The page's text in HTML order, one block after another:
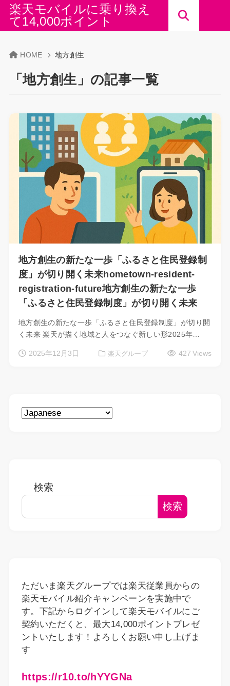
楽天モバイルに乗り換え
て14,000ポイント
HOME 地方創生
「地方創生」の記事一覧
地方創生の新たな一歩「ふるさと住民登録制
度」が切り開く未来hometown-resident-
registration-future地方創生の新たな一歩
「ふるさと住民登録制度」が切り開く未来
地方創生の新たな一歩「ふるさと住民登録制度」が切り開
く未来 楽天が描く地域と人をつなぐ新しい形2025年…
2025年12月3日 楽天グループ 427 Views
検索
検索
ただいま楽天グループでは楽天従業員からの
楽天モバイル紹介キャンペーンを実施中で
す。下記からログインして楽天モバイルにご
契約いただくと、最大14,000ポイントプレゼ
ントいたします！よろしくお願い申し上げま
す
https://r10.to/hYYGNa